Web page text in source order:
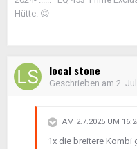
Hütte. 😍
local stone
Geschrieben am 2.
AM 2.7.2025 UM
1x die breitere Kombi